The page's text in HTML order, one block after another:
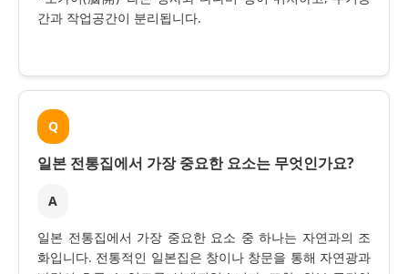
간과 작업공간이 분리됩니다.
Q
일본 전통집에서 가장 중요한 요소는 무엇인가요?
A
일본 전통집에서 가장 중요한 요소 중 하나는 자연과의 조
화입니다. 전통적인 일본집은 창이나 창문을 통해 자연광과